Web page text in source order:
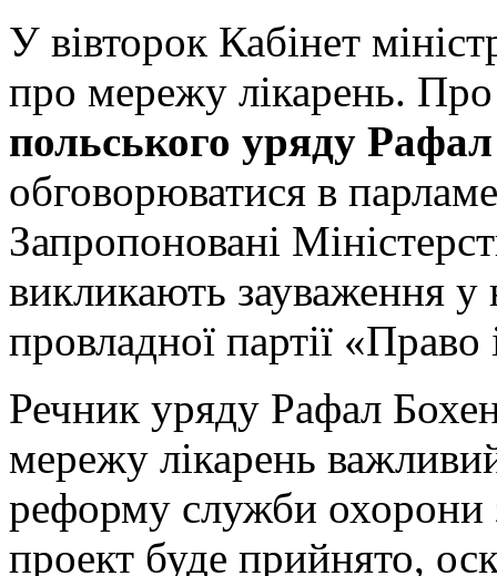
У вівторок Кабінет
про мережу лікарень.
польського уряду
обговорюватися в
Запропоновані
викликають зауваження у
провладної партії «Право
Речник уряду Рафал
мережу лікарень
реформу служби охорони
проект буде прийнято,